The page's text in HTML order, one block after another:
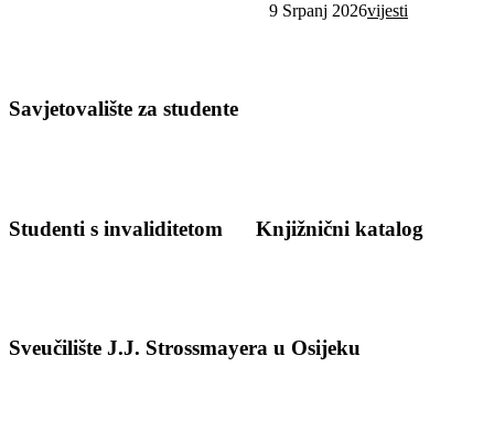
9 Srpanj 2026vijesti
Savjetovalište za studente
Studenti s invaliditetom Knjižnični katalog
Sveučilište J.J. Strossmayera u Osijeku